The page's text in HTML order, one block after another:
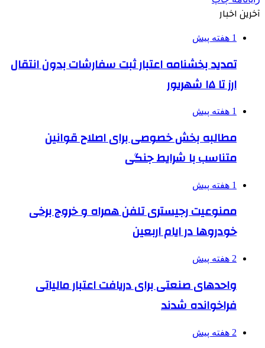
آخرین اخبار
1 هفته پیش
تمدید بخشنامه اعتبار ثبت سفارشات بدون انتقال
ارز تا ۱۵ شهریور
1 هفته پیش
مطالبه بخش خصوصی برای اصلاح قوانین
متناسب با شرایط جنگی
1 هفته پیش
ممنوعیت رجیستری تلفن همراه و خروج برخی
خودروها در ایام اربعین
2 هفته پیش
واحدهای صنعتی برای دریافت اعتبار مالیاتی
فراخوانده شدند
2 هفته پیش